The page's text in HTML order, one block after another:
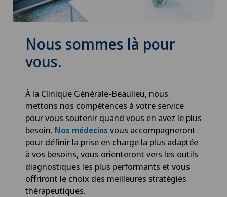
Nous sommes là pour
vous.
À la Clinique Générale-Beaulieu, nous
mettons nos compétences à votre service
pour vous soutenir quand vous en avez le plus
besoin. Nos médecins vous accompagneront
pour définir la prise en charge la plus adaptée
à vos besoins, vous orienteront vers les outils
diagnostiques les plus performants et vous
offriront le choix des meilleures stratégies
thérapeutiques.